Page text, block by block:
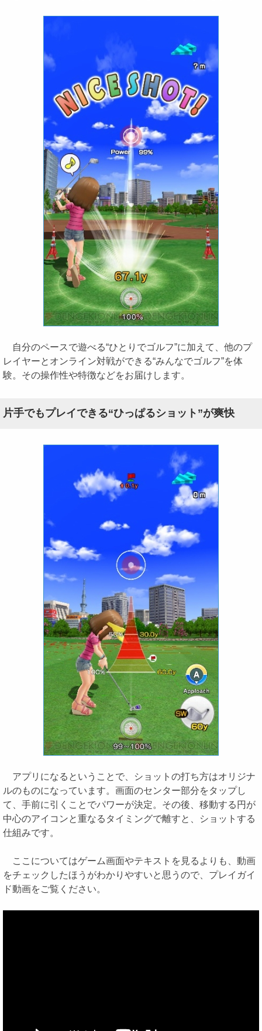
自分のペースで遊べる“ひとりでゴルフ”に加えて、他のプ
レイヤーとオンライン対戦ができる“みんなでゴルフ”を体
験。その操作性や特徴などをお届けします。
片手でもプレイできる“ひっぱるショット”が爽快
アプリになるということで、ショットの打ち方はオリジナ
ルのものになっています。画面のセンター部分をタップし
て、手前に引くことでパワーが決定。その後、移動する円が
中心のアイコンと重なるタイミングで離すと、ショットする
仕組みです。
ここについてはゲーム画面やテキストを見るよりも、動画
をチェックしたほうがわかりやすいと思うので、プレイガイ
ド動画をご覧ください。